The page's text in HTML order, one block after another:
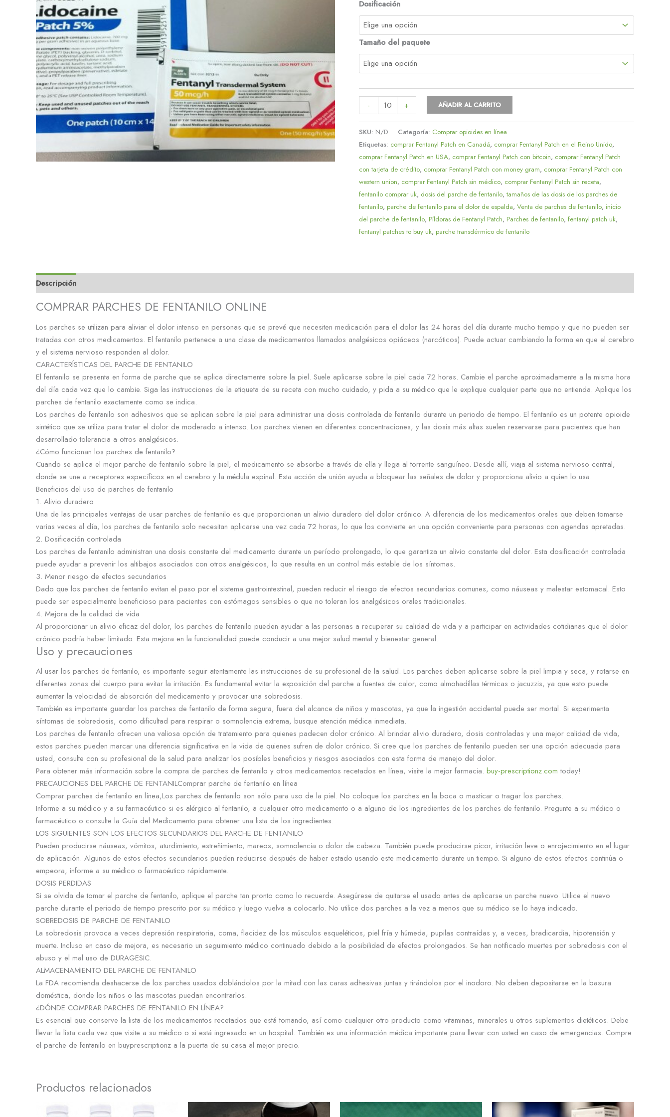
$170.08
Dosificación
Tamaño del paquete
- + AÑADIR AL CARRITO
SKU: N/D Categoría: Comprar opioides en línea
Etiquetas: comprar Fentanyl Patch en Canadá, comprar Fentanyl Patch en el Reino Unido,
comprar Fentanyl Patch en USA, comprar Fentanyl Patch con bitcoin, comprar Fentanyl Patch
con tarjeta de crédito, comprar Fentanyl Patch con money gram, comprar Fentanyl Patch con
western union, comprar Fentanyl Patch sin médico, comprar Fentanyl Patch sin receta,
fentanilo comprar uk, dosis del parche de fentanilo,tamaños de las dosis de los parches de
fentanilo, parche de fentanilo para el dolor de espalda, Venta de parches de fentanilo, inicio
del parche de fentanilo, Píldoras de Fentanyl Patch, Parches de fentanilo, fentanyl patch uk,
fentanyl patches to buy uk, parche transdérmico de fentanilo
Descripción
COMPRAR PARCHES DE FENTANILO ONLINE
Los parches se utilizan para aliviar el dolor intenso en personas que se prevé que necesiten medicación para el dolor las 24 horas del día durante mucho tiempo y que no pueden ser
tratadas con otros medicamentos. El fentanilo pertenece a una clase de medicamentos llamados analgésicos opiáceos (narcóticos). Puede actuar cambiando la forma en que el cerebro
y el sistema nervioso responden al dolor.
CARACTERÍSTICAS DEL PARCHE DE FENTANILO
El fentanilo se presenta en forma de parche que se aplica directamente sobre la piel. Suele aplicarse sobre la piel cada 72 horas. Cambie el parche aproximadamente a la misma hora
del día cada vez que lo cambie. Siga las instrucciones de la etiqueta de su receta con mucho cuidado, y pida a su médico que le explique cualquier parte que no entienda. Aplique los
parches de fentanilo exactamente como se indica.
Los parches de fentanilo son adhesivos que se aplican sobre la piel para administrar una dosis controlada de fentanilo durante un periodo de tiempo. El fentanilo es un potente opioide
sintético que se utiliza para tratar el dolor de moderado a intenso. Los parches vienen en diferentes concentraciones, y las dosis más altas suelen reservarse para pacientes que han
desarrollado tolerancia a otros analgésicos.
¿Cómo funcionan los parches de fentanilo?
Cuando se aplica el mejor parche de fentanilo sobre la piel, el medicamento se absorbe a través de ella y llega al torrente sanguíneo. Desde allí, viaja al sistema nervioso central,
donde se une a receptores específicos en el cerebro y la médula espinal. Esta acción de unión ayuda a bloquear las señales de dolor y proporciona alivio a quien lo usa.
Beneficios del uso de parches de fentanilo
1. Alivio duradero
Una de las principales ventajas de usar parches de fentanilo es que proporcionan un alivio duradero del dolor crónico. A diferencia de los medicamentos orales que deben tomarse
varias veces al día, los parches de fentanilo solo necesitan aplicarse una vez cada 72 horas, lo que los convierte en una opción conveniente para personas con agendas apretadas.
2. Dosificación controlada
Los parches de fentanilo administran una dosis constante del medicamento durante un período prolongado, lo que garantiza un alivio constante del dolor. Esta dosificación controlada
puede ayudar a prevenir los altibajos asociados con otros analgésicos, lo que resulta en un control más estable de los síntomas.
3. Menor riesgo de efectos secundarios
Dado que los parches de fentanilo evitan el paso por el sistema gastrointestinal, pueden reducir el riesgo de efectos secundarios comunes, como náuseas y malestar estomacal. Esto
puede ser especialmente beneficioso para pacientes con estómagos sensibles o que no toleran los analgésicos orales tradicionales.
4. Mejora de la calidad de vida
Al proporcionar un alivio eficaz del dolor, los parches de fentanilo pueden ayudar a las personas a recuperar su calidad de vida y a participar en actividades cotidianas que el dolor
crónico podría haber limitado. Esta mejora en la funcionalidad puede conducir a una mejor salud mental y bienestar general.
Uso y precauciones
Al usar los parches de fentanilo, es importante seguir atentamente las instrucciones de su profesional de la salud. Los parches deben aplicarse sobre la piel limpia y seca, y rotarse en
diferentes zonas del cuerpo para evitar la irritación. Es fundamental evitar la exposición del parche a fuentes de calor, como almohadillas térmicas o jacuzzis, ya que esto puede
aumentar la velocidad de absorción del medicamento y provocar una sobredosis.
También es importante guardar los parches de fentanilo de forma segura, fuera del alcance de niños y mascotas, ya que la ingestión accidental puede ser mortal. Si experimenta
síntomas de sobredosis, como dificultad para respirar o somnolencia extrema, busque atención médica inmediata.
Los parches de fentanilo ofrecen una valiosa opción de tratamiento para quienes padecen dolor crónico. Al brindar alivio duradero, dosis controladas y una mejor calidad de vida,
estos parches pueden marcar una diferencia significativa en la vida de quienes sufren de dolor crónico. Si cree que los parches de fentanilo pueden ser una opción adecuada para
usted, consulte con su profesional de la salud para analizar los posibles beneficios y riesgos asociados con esta forma de manejo del dolor.
Para obtener más información sobre la compra de parches de fentanilo y otros medicamentos recetados en línea, visite la mejor farmacia. buy-prescriptionz.com today!
PRECAUCIONES DEL PARCHE DE FENTANILComprar parche de fentanilo en línea
Comprar parches de fentanilo en línea,Los parches de fentanilo son sólo para uso de la piel. No coloque los parches en la boca o masticar o tragar los parches.
Informe a su médico y a su farmacéutico si es alérgico al fentanilo, a cualquier otro medicamento o a alguno de los ingredientes de los parches de fentanilo. Pregunte a su médico o
farmacéutico o consulte la Guía del Medicamento para obtener una lista de los ingredientes.
LOS SIGUIENTES SON LOS EFECTOS SECUNDARIOS DEL PARCHE DE FENTANILO
Pueden producirse náuseas, vómitos, aturdimiento, estreñimiento, mareos, somnolencia o dolor de cabeza. También puede producirse picor, irritación leve o enrojecimiento en el lugar
de aplicación. Algunos de estos efectos secundarios pueden reducirse después de haber estado usando este medicamento durante un tiempo. Si alguno de estos efectos continúa o
empeora, informe a su médico o farmacéutico rápidamente.
DOSIS PERDIDAS
Si se olvida de tomar el parche de fentanilo, aplique el parche tan pronto como lo recuerde. Asegúrese de quitarse el usado antes de aplicarse un parche nuevo. Utilice el nuevo
parche durante el periodo de tiempo prescrito por su médico y luego vuelva a colocarlo. No utilice dos parches a la vez a menos que su médico se lo haya indicado.
SOBREDOSIS DE PARCHE DE FENTANILO
La sobredosis provoca a veces depresión respiratoria, coma, flacidez de los músculos esqueléticos, piel fría y húmeda, pupilas contraídas y, a veces, bradicardia, hipotensión y
muerte. Incluso en caso de mejora, es necesario un seguimiento médico continuado debido a la posibilidad de efectos prolongados. Se han notificado muertes por sobredosis con el
abuso y el mal uso de DURAGESIC.
ALMACENAMIENTO DEL PARCHE DE FENTANILO
La FDA recomienda deshacerse de los parches usados doblándolos por la mitad con las caras adhesivas juntas y tirándolos por el inodoro. No deben depositarse en la basura
doméstica, donde los niños o las mascotas puedan encontrarlos.
¿DÓNDE COMPRAR PARCHES DE FENTANILO EN LÍNEA?
Es esencial que conserve la lista de los medicamentos recetados que está tomando, así como cualquier otro producto como vitaminas, minerales u otros suplementos dietéticos. Debe
llevar la lista cada vez que visite a su médico o si está ingresado en un hospital. También es una información médica importante para llevar con usted en caso de emergencias. Compre
el parche de fentanilo en buyprescriptionz a la puerta de su casa al mejor precio.
Productos relacionados
Rango
de
Rango
de
Rango
de